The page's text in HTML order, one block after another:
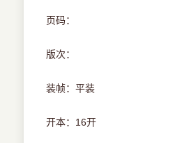
页码：
版次：
装帧：平装
开本：16开